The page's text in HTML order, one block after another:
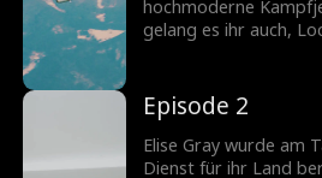
hochmoderne
gelang es ihr auch,
sie zur reichsten
Vier Jahre später
Cato zurück, um ihm
schenken, die sie nie
Episode 2
Elise Gray wurde am
Dienst für ihr Land